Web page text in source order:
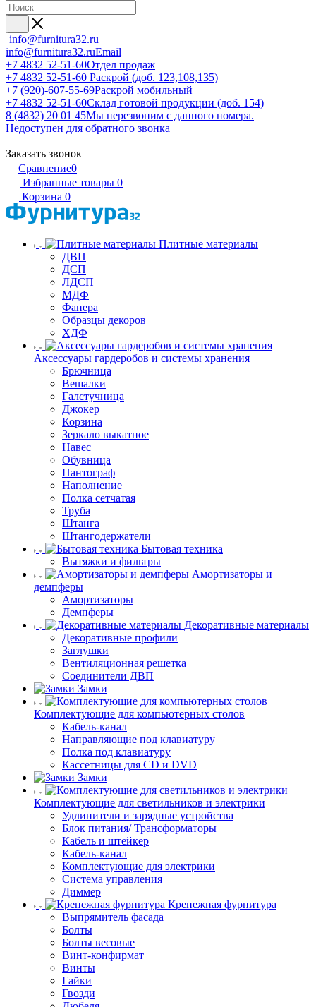
info@furnitura32.ru
info@furnitura32.ruEmail
+7 4832 52-51-60Отдел продаж
+7 4832 52-51-60 Раскрой (доб. 123,108,135)
+7 (920)-607-55-69Раскрой мобильный
+7 4832 52-51-60Склад готовой продукции (доб. 154)
8 (4832) 20 01 45Мы перезвоним с данного номера.
Недоступен для обратного звонка
Заказать звонок
Сравнение0
Избранные товары 0
Корзина 0
Плитные материалы
ДВП
ДСП
ЛДСП
МДФ
Фанера
Образцы декоров
ХДФ
Аксессуары гардеробов и системы хранения
Брючница
Вешалки
Галстучница
Джокер
Корзина
Зеркало выкатное
Навес
Обувница
Пантограф
Наполнение
Полка сетчатая
Труба
Штанга
Штангодержатели
Бытовая техника
Вытяжки и фильтры
Амортизаторы и
демпферы
Амортизаторы
Демпферы
Декоративные материалы
Декоративные профили
Заглушки
Вентиляционная решетка
Соединители ДВП
Замки
Комплектующие для компьютерных столов
Кабель-канал
Направляющие под клавиатуру
Полка под клавиатуру
Кассетницы для CD и DVD
Замки
Комплектующие для светильников и электрики
Удлинители и зарядные устройства
Блок питания/ Трансформаторы
Кабель и штейкер
Кабель-канал
Комплектующие для электрики
Система управления
Диммер
Крепежная фурнитура
Выпрямитель фасада
Болты
Болты весовые
Винт-конфирмат
Винты
Гайки
Гвозди